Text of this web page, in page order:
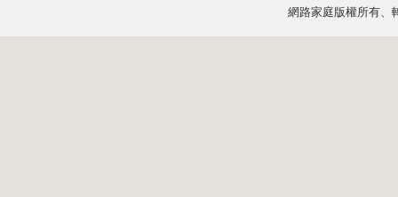
網路家庭版權所有、